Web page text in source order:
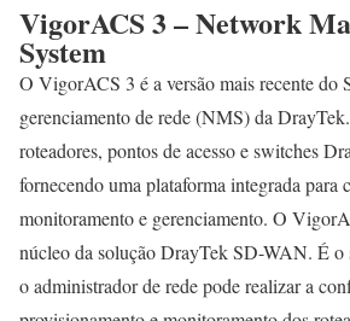
VigorACS 3 – Network
System
O VigorACS 3 é a versão mais recente do
gerenciamento de rede (NMS) da
roteadores, pontos de acesso e switches
fornecendo uma plataforma integrada para
monitoramento e gerenciamento. O
núcleo da solução DrayTek SD-WAN. É o
o administrador de rede pode realizar a